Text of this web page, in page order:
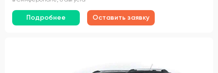
Подробнее Оставить заявку